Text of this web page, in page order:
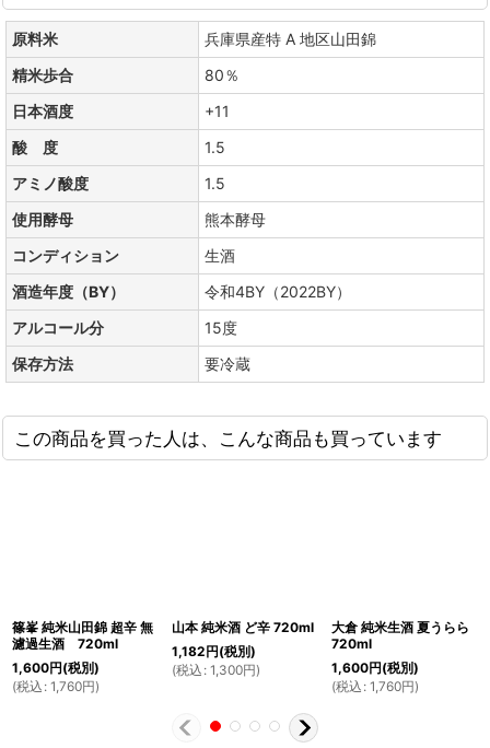
原料米
兵庫県産特 A 地区山田錦
精米歩合
80％
日本酒度
+11
酸 度
1.5
アミノ酸度
1.5
使用酵母
熊本酵母
コンディション
生酒
酒造年度（BY）
令和4BY（2022BY）
アルコール分
15度
保存方法
要冷蔵
この商品を買った人は、こんな商品も買っています
篠峯 純米山田錦 超辛 無
濾過生酒 720ml
1,600円(税別)
(税込 : 1,760円)
山本 純米酒 ど辛 720ml
1,182円(税別)
(税込 : 1,300円)
大倉 純米生酒 夏うらら
720ml
1,600円(税別)
(税込 : 1,760円)